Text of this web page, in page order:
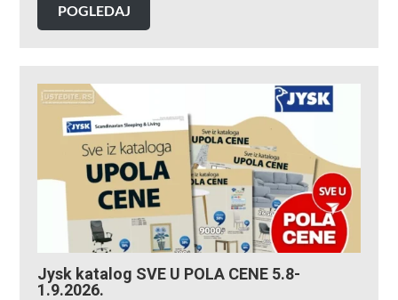
POGLEDAJ
Jysk katalog SVE U POLA CENE 5.8-
1.9.2026.